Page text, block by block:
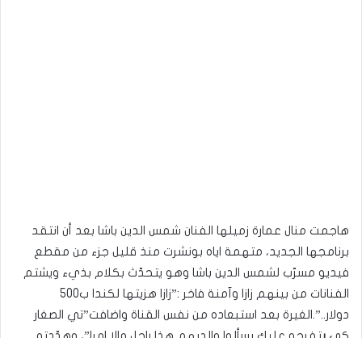
هاجمت منال عمارة زميلها الفنان شمس الدين باشا بعد أن انتقد
برنامجها الجديد، متهمة اياه بونشرت منذ قليل جزء من مقطع
فيديو مسرّب لشمس الدين باشا وهو يتحدّث بكلام بذيء ويشتم
الفنانات من بينهم زازا وآمنة فاخر :”زازا هزيتها لكندا ب500
دولار..”.الغيرة بعد استبعاده من نفس القناة واضافت”تي الصغار